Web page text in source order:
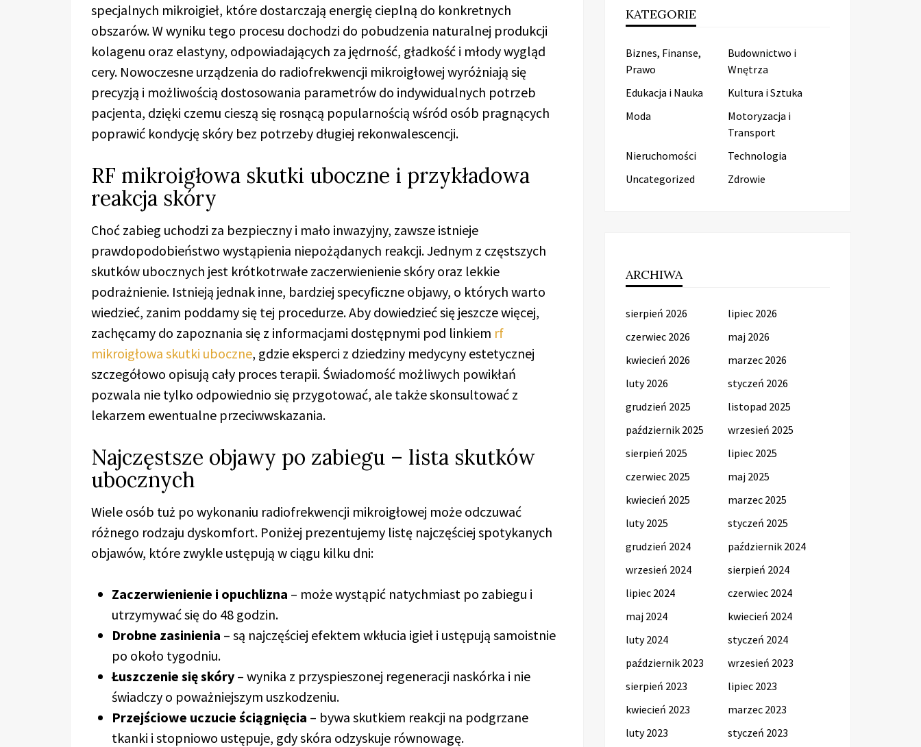
specjalnych mikroigieł, które dostarczają energię cieplną do konkretnych
obszarów. W wyniku tego procesu dochodzi do pobudzenia naturalnej produkcji
kolagenu oraz elastyny, odpowiadających za jędrność, gładkość i młody wygląd
cery. Nowoczesne urządzenia do radiofrekwencji mikroigłowej wyróżniają się
precyzją i możliwością dostosowania parametrów do indywidualnych potrzeb
pacjenta, dzięki czemu cieszą się rosnącą popularnością wśród osób pragnących
poprawić kondycję skóry bez potrzeby długiej rekonwalescencji.
RF mikroigłowa skutki uboczne i przykładowa
reakcja skóry
Choć zabieg uchodzi za bezpieczny i mało inwazyjny, zawsze istnieje
prawdopodobieństwo wystąpienia niepożądanych reakcji. Jednym z częstszych
skutków ubocznych jest krótkotrwałe zaczerwienienie skóry oraz lekkie
podrażnienie. Istnieją jednak inne, bardziej specyficzne objawy, o których warto
wiedzieć, zanim poddamy się tej procedurze. Aby dowiedzieć się jeszcze więcej,
zachęcamy do zapoznania się z informacjami dostępnymi pod linkiem rf
mikroigłowa skutki uboczne, gdzie eksperci z dziedziny medycyny estetycznej
szczegółowo opisują cały proces terapii. Świadomość możliwych powikłań
pozwala nie tylko odpowiednio się przygotować, ale także skonsultować z
lekarzem ewentualne przeciwwskazania.
Najczęstsze objawy po zabiegu – lista skutków
ubocznych
Wiele osób tuż po wykonaniu radiofrekwencji mikroigłowej może odczuwać
różnego rodzaju dyskomfort. Poniżej prezentujemy listę najczęściej spotykanych
objawów, które zwykle ustępują w ciągu kilku dni:
Zaczerwienienie i opuchlizna – może wystąpić natychmiast po zabiegu i
utrzymywać się do 48 godzin.
Drobne zasinienia – są najczęściej efektem wkłucia igieł i ustępują samoistnie
po około tygodniu.
Łuszczenie się skóry – wynika z przyspieszonej regeneracji naskórka i nie
świadczy o poważniejszym uszkodzeniu.
Przejściowe uczucie ściągnięcia – bywa skutkiem reakcji na podgrzane
tkanki i stopniowo ustępuje, gdy skóra odzyskuje równowagę.
KATEGORIE
Biznes, Finanse,
Prawo
Budownictwo i
Wnętrza
Edukacja i Nauka
Kultura i Sztuka
Moda
Motoryzacja i
Transport
Nieruchomości
Technologia
Uncategorized
Zdrowie
ARCHIWA
sierpień 2026
lipiec 2026
czerwiec 2026
maj 2026
kwiecień 2026
marzec 2026
luty 2026
styczeń 2026
grudzień 2025
listopad 2025
październik 2025
wrzesień 2025
sierpień 2025
lipiec 2025
czerwiec 2025
maj 2025
kwiecień 2025
marzec 2025
luty 2025
styczeń 2025
grudzień 2024
październik 2024
wrzesień 2024
sierpień 2024
lipiec 2024
czerwiec 2024
maj 2024
kwiecień 2024
luty 2024
styczeń 2024
październik 2023
wrzesień 2023
sierpień 2023
lipiec 2023
kwiecień 2023
marzec 2023
luty 2023
styczeń 2023